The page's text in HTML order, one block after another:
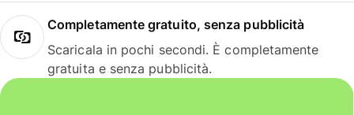
Completamente gratuito, senza pubblicità
Scaricala in pochi secondi. È completamente
gratuita e senza pubblicità.